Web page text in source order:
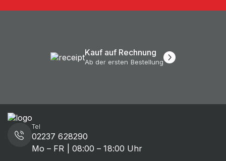
Kauf auf Rechnung
Ab der ersten Bestellung
Tel
02237 628290
Mo – FR | 08:00 – 18:00 Uhr